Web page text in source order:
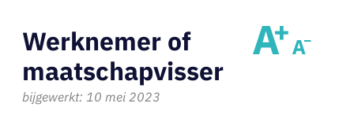
Werknemer of
maatschapvisser
bijgewerkt: 10 mei 2023